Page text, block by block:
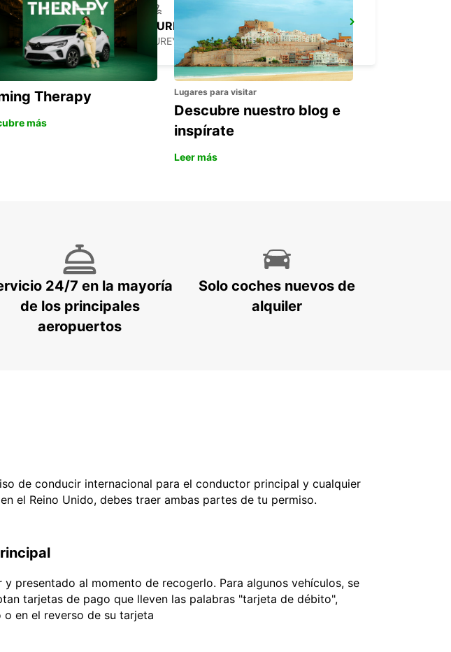
AKUREYRI HARBOUR
AKUREYRI - ICELAND
Therapy
más
Lugares para visitar
Descubre nuestro blog e
inspírate
Leer más
24/7 en la mayoría
de los principales
aeropuertos
Solo coches nuevos de
alquiler
de conducir internacional para el conductor principal y cualquier
el Reino Unido, debes traer ambas partes de tu permiso.
presentado al momento de recogerlo. Para algunos vehículos, se
tarjetas de pago que lleven las palabras "tarjeta de débito",
en el reverso de su tarjeta